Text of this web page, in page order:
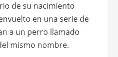
de su nacimiento
en una serie de
a un perro llamado
mismo nombre.